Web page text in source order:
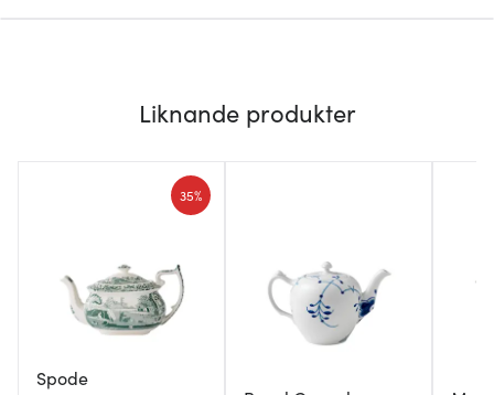
Liknande produkter
Spode
35%